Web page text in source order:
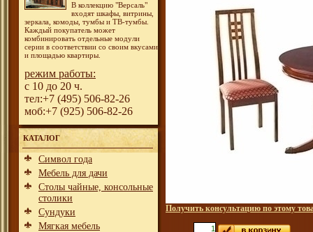
В коллекцию "Версаль"
входят шкафы, витрины,
зеркала, комоды, тумбы и ТВ-тумбы.
Каждый покупатель может
комбинировать отдельные модули
серии в соответствии со своим вкусами
и площадью квартиры.
режим работы:
с 10 до 20 ч.
тел:+7 (495) 506-82-26
моб:+7 (925) 506-82-26
КАТАЛОГ
Символ года
Мебель для дачи
Столы чайные, консольные
столики
Сундуки
Мягкая мебель
Получить консультацию по этому